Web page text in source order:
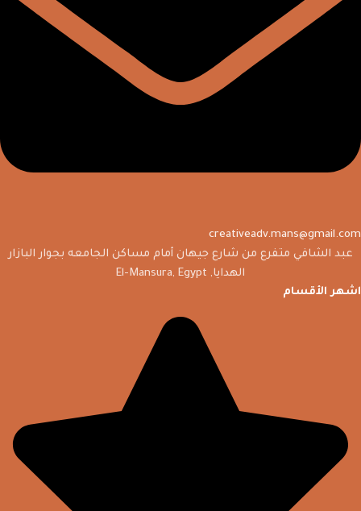
creativeadv.mans@gmail.com
عبد الشافي متفرع من شارع جيهان أمام مساكن الجامعه بجوار البازار
الهدايا, El-Mansura, Egypt
اشهر الأقسام